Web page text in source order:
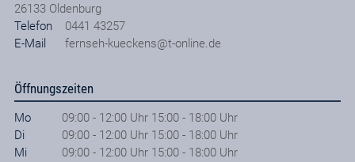
26133 Oldenburg
Telefon
0441 43257
E-Mail
fernseh-kueckens@t-online.de
Öffnungszeiten
Mo
09:00 - 12:00 Uhr 15:00 - 18:00 Uhr
Di
09:00 - 12:00 Uhr 15:00 - 18:00 Uhr
Mi
09:00 - 12:00 Uhr 15:00 - 18:00 Uhr